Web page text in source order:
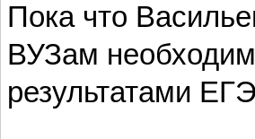
Пока что
ВУЗам
результатами